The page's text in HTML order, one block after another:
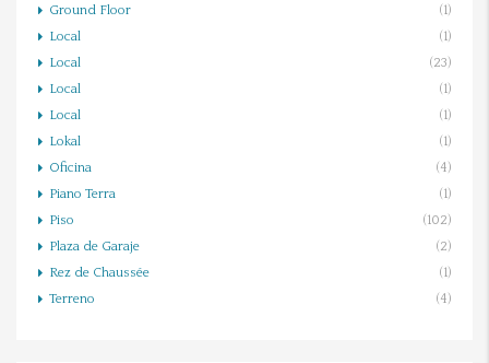
Ground Floor
(1)
Local
(1)
Local
(23)
Local
(1)
Local
(1)
Lokal
(1)
Oficina
(4)
Piano Terra
(1)
Piso
(102)
Plaza de Garaje
(2)
Rez de Chaussée
(1)
Terreno
(4)